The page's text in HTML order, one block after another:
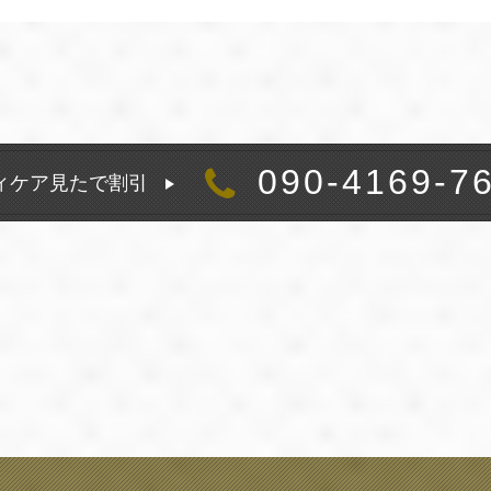
ケア見たで割引 090-4169-